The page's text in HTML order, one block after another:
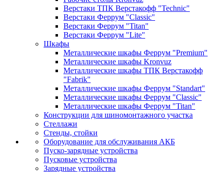
Верстаки ТПК Верстакофф "Technic"
Верстаки Феррум "Classic"
Верстаки Феррум "Titan"
Верстаки Феррум "Lite"
Шкафы
Металлические шкафы Феррум "Premium"
Металлические шкафы Kronvuz
Металлические шкафы ТПК Верстакофф
"Fabrik"
Металлические шкафы Феррум "Standart"
Металлические шкафы Феррум "Classic"
Металлические шкафы Феррум "Titan"
Конструкции для шиномонтажного участка
Стеллажи
Стенды, стойки
Оборудование для обслуживания АКБ
Пуско-зарядные устройства
Пусковые устройства
Зарядные устройства